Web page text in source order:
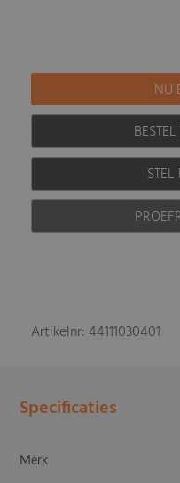
Artikelnr: 44111030401
Specificaties
Merk